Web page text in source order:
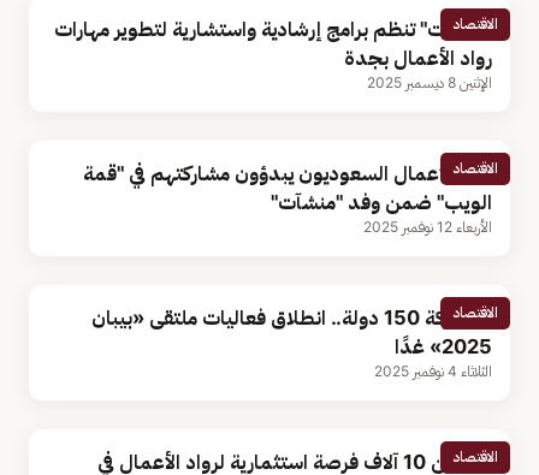
الاقتصاد
"منشآت" تنظم برامج إرشادية واستشارية لتطوير مهارات
رواد الأعمال بجدة
الإثنين 8 ديسمبر 2025
الاقتصاد
رواد الأعمال السعوديون يبدؤون مشاركتهم في "قمة
الويب" ضمن وفد "منشآت"
الأربعاء 12 نوفمبر 2025
الاقتصاد
بمشاركة 150 دولة.. انطلاق فعاليات ملتقى «بيبان
2025» غدًا
الثلاثاء 4 نوفمبر 2025
الاقتصاد
أكثر من 10 آلاف فرصة استثمارية لرواد الأعمال في